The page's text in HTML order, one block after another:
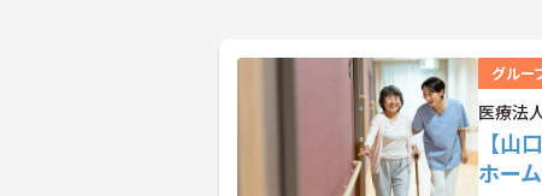
グルー
医療法
【山
ホー